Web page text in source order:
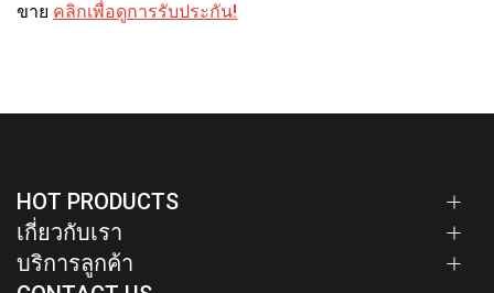
ขาย คลิกเพื่อดูการรับประกัน!
HOT PRODUCTS
เกี่ยวกับเรา
บริการลูกค้า